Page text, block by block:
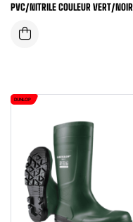
PVC/NITRILE COULEUR VERT/NOIR
NORME CE
DUNLOP